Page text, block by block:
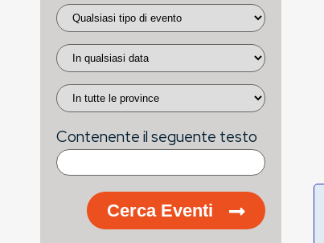
Contenente il seguente testo
Cerca Eventi